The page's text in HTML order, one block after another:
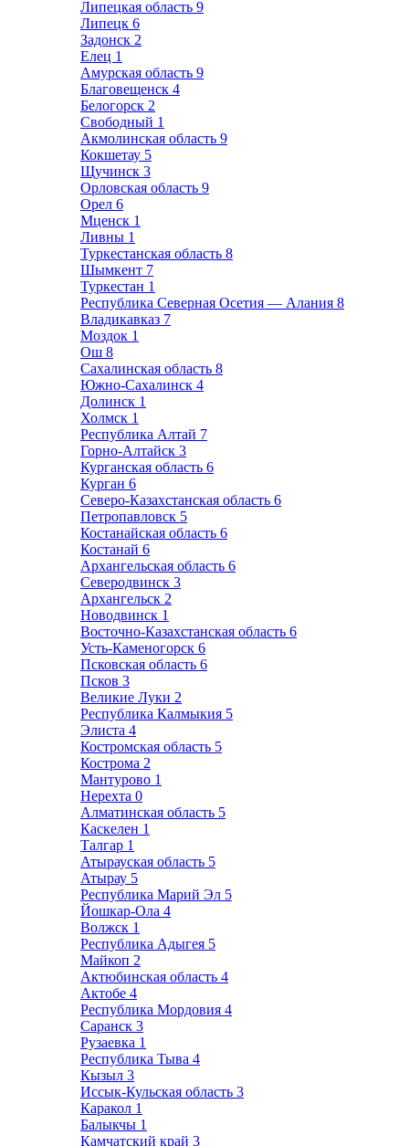
Липецкая область 9
Липецк 6
Задонск 2
Елец 1
Амурская область 9
Благовещенск 4
Белогорск 2
Свободный 1
Акмолинская область 9
Кокшетау 5
Щучинск 3
Орловская область 9
Орел 6
Мценск 1
Ливны 1
Туркестанская область 8
Шымкент 7
Туркестан 1
Республика Северная Осетия — Алания 8
Владикавказ 7
Моздок 1
Ош 8
Сахалинская область 8
Южно-Сахалинск 4
Долинск 1
Холмск 1
Республика Алтай 7
Горно-Алтайск 3
Курганская область 6
Курган 6
Северо-Казахстанская область 6
Петропавловск 5
Костанайская область 6
Костанай 6
Архангельская область 6
Северодвинск 3
Архангельск 2
Новодвинск 1
Восточно-Казахстанская область 6
Усть-Каменогорск 6
Псковская область 6
Псков 3
Великие Луки 2
Республика Калмыкия 5
Элиста 4
Костромская область 5
Кострома 2
Мантурово 1
Нерехта 0
Алматинская область 5
Каскелен 1
Талгар 1
Атырауская область 5
Атырау 5
Республика Марий Эл 5
Йошкар-Ола 4
Волжск 1
Республика Адыгея 5
Майкоп 2
Актюбинская область 4
Актобе 4
Республика Мордовия 4
Саранск 3
Рузаевка 1
Республика Тыва 4
Кызыл 3
Иссык-Кульская область 3
Каракол 1
Балыкчы 1
Камчатский край 3